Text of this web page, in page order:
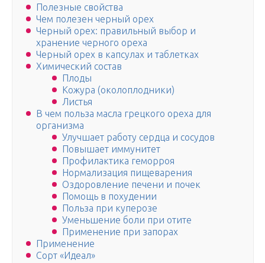
Полезные свойства
Чем полезен черный орех
Черный орех: правильный выбор и
хранение черного ореха
Черный орех в капсулах и таблетках
Химический состав
Плоды
Кожура (околоплодники)
Листья
В чем польза масла грецкого ореха для
организма
Улучшает работу сердца и сосудов
Повышает иммунитет
Профилактика геморроя
Нормализация пищеварения
Оздоровление печени и почек
Помощь в похудении
Польза при куперозе
Уменьшение боли при отите
Применение при запорах
Применение
Сорт «Идеал»